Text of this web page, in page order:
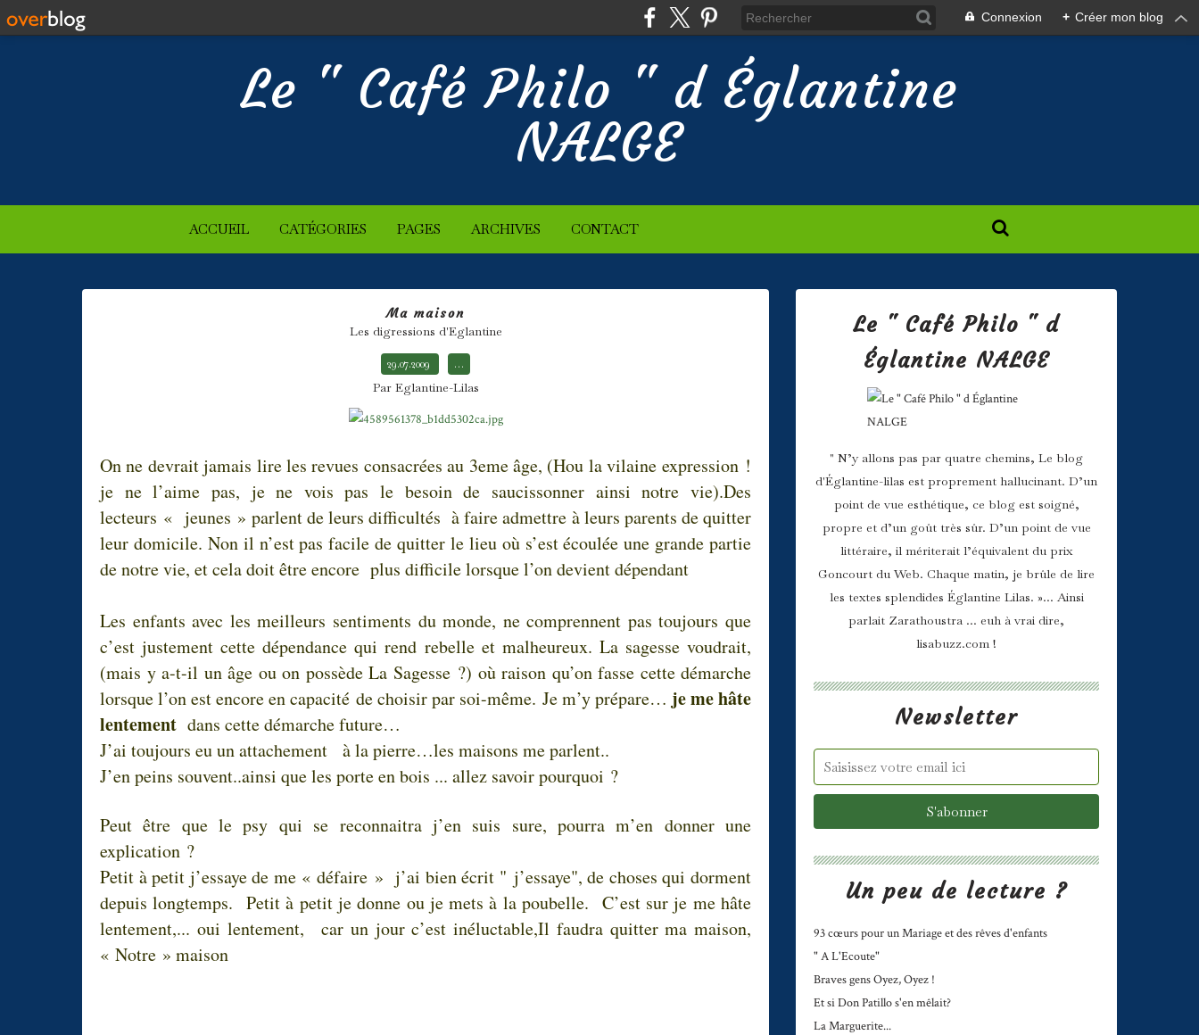
Connexion + Créer mon blog
Le " Café Philo " d Églantine
NALGE
ACCUEIL CATÉGORIES PAGES ARCHIVES CONTACT
Ma maison
Les digressions d'Eglantine
29.07.2009 …
Par Eglantine-Lilas
On ne devrait jamais lire les revues consacrées au 3eme âge, (Hou la vilaine expression !
je ne l’aime pas, je ne vois pas le besoin de saucissonner ainsi notre vie).Des
lecteurs « jeunes » parlent de leurs difficultés à faire admettre à leurs parents de quitter
leur domicile. Non il n’est pas facile de quitter le lieu où s’est écoulée une grande partie
de notre vie, et cela doit être encore plus difficile lorsque l’on devient dépendant
Les enfants avec les meilleurs sentiments du monde, ne comprennent pas toujours que
c’est justement cette dépendance qui rend rebelle et malheureux. La sagesse voudrait,
(mais y a-t-il un âge ou on possède La Sagesse ?) où raison qu’on fasse cette démarche
lorsque l’on est encore en capacité de choisir par soi-même. Je m’y prépare… je me hâte
lentement dans cette démarche future…
J’ai toujours eu un attachement à la pierre…les maisons me parlent..
J’en peins souvent..ainsi que les porte en bois ... allez savoir pourquoi ?
Peut être que le psy qui se reconnaitra j’en suis sure, pourra m’en donner une
explication ?
Petit à petit j’essaye de me « défaire » j’ai bien écrit " j’essaye", de choses qui dorment
depuis longtemps. Petit à petit je donne ou je mets à la poubelle. C’est sur je me hâte
lentement,... oui lentement, car un jour c’est inéluctable,Il faudra quitter ma maison,
« Notre » maison
Newsletter
Un peu de lecture ?
93 cœurs pour un Mariage et des rêves d'enfants
" A L'Ecoute"
Braves gens Oyez, Oyez !
Et si Don Patillo s'en mêlait?
La Marguerite...
Le " Café Philo " d
Églantine NALGE
" N’y allons pas par quatre chemins, Le blog
d'Églantine-lilas est proprement hallucinant. D’un
point de vue esthétique, ce blog est soigné,
propre et d’un goût très sûr. D’un point de vue
littéraire, il mériterait l’équivalent du prix
Goncourt du Web. Chaque matin, je brûle de lire
les textes splendides Églantine Lilas. »... Ainsi
parlait Zarathoustra ... euh à vrai dire,
lisabuzz.com !